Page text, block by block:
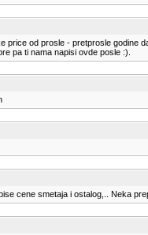
price od prosle - pretprosle godine
pa ti nama napisi ovde posle :).
cene smetaja i ostalog,.. Neka